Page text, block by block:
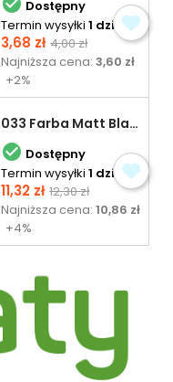
Dostępny
Termin wysyłki 1 dzień
Cena
3,68 zł Cena
podstawowa
4,00 zł
Najniższa cena:3,60 zł
+2%
033 Farba Matt Black - olejna
 Dostępny
Termin wysyłki 1 dzień
Cena
11,32 zł Cena
podstawowa
12,30 zł
Najniższa cena:10,86 zł
+4%